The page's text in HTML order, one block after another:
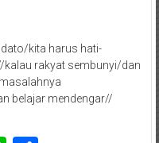
kita harus hati-
rakyat sembunyi/dan
belajar mendengar//